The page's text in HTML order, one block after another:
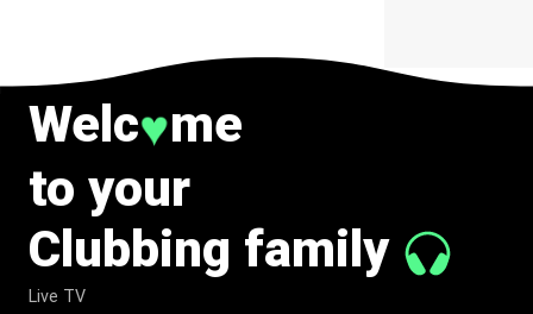
Welc♥me
to your
Clubbing family
Live TV